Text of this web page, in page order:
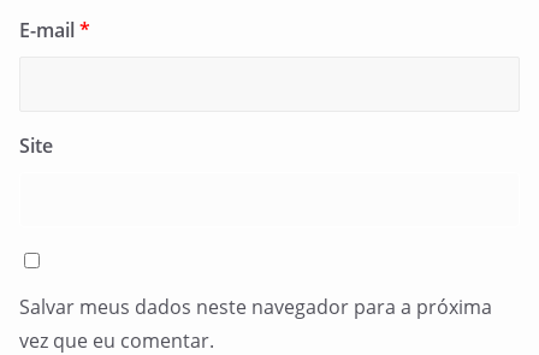
E-mail*
Site
Salvar meus dados neste navegador para a próxima
vez que eu comentar.